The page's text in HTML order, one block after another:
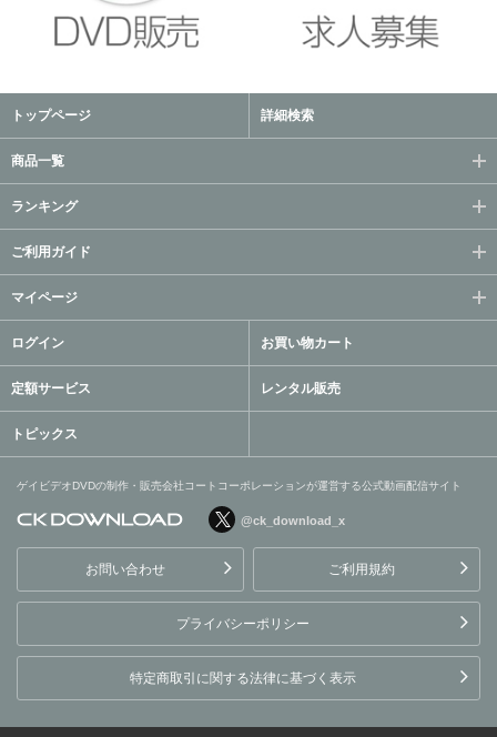
トップページ 詳細検索
商品一覧
ランキング
ご利用ガイド
マイページ
ログイン お買い物カート
定額サービス レンタル販売
トピックス
ゲイビデオDVDの制作・販売会社コートコーポレーションが運営する公式動画配信サイト
ョンが運営する公式動画配
信サイト
@ck_download_x
お問い合わせ ご利用規約
プライバシーポリシー
特定商取引に関する法律に基づく表示